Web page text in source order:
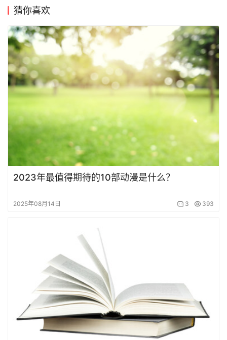
猜你喜欢
2023年最值得期待的10部动漫是什么？
2025年08月14日 3 393